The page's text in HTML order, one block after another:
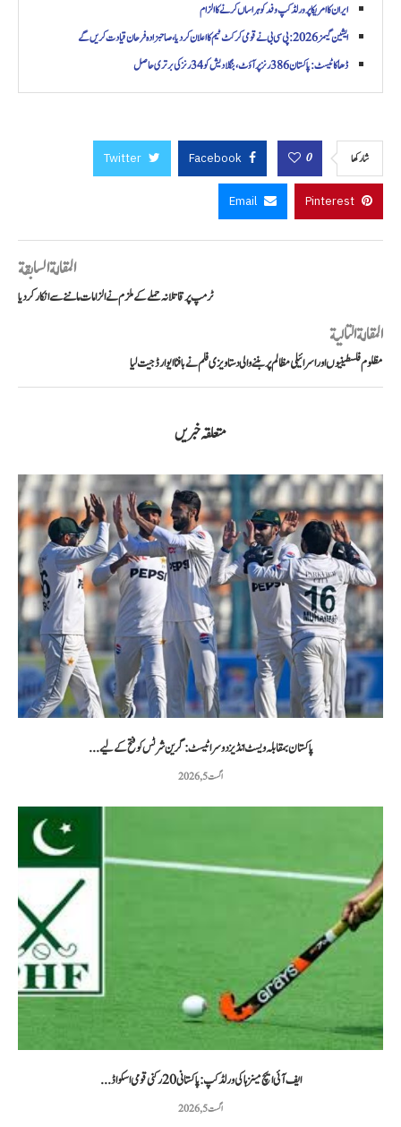
ایران کا امریکا پر ورلڈ کپ وفد کو ہراساں کرنے کا الزام
ایشین گیمز 2026: پی سی بی نے قومی کرکٹ ٹیم کا اعلان کر دیا، صاحبزادہ فرحان قیادت کریں گے
ڈھاکا ٹیسٹ: پاکستان 386 رنز پر آؤٹ، بنگلادیش کو 34 رنز کی برتری حاصل
شاركها 0
Facebook
Twitter
Pinterest
Email
المقالة السابقة
ٹرمپ پر قاتلانہ حملے کے ملزم نے الزامات ماننے سے انکار کر دیا
المقالة التالية
مظلوم فلسطینیوں اور اسرائیلی مظالم پر بننے والی دستاویزی فلم نے بافٹا ایوارڈ جیت لیا
متعلقہ خبریں
پاکستان بمقابلہ ویسٹ انڈیز دوسرا ٹیسٹ: گرین شرٹس کو فتح کے لیے...
اگست 5, 2026
ایف آئی ایچ مینز ہاکی ورلڈ کپ: پاکستانی 20 رکنی قومی اسکواڈ...
اگست 5, 2026